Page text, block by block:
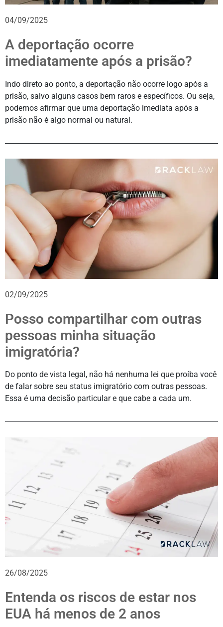
04/09/2025
A deportação ocorre
imediatamente após a prisão?
Indo direto ao ponto, a deportação não ocorre logo após a
prisão, salvo alguns casos bem raros e específicos. Ou seja,
podemos afirmar que uma deportação imediata após a
prisão não é algo normal ou natural.
02/09/2025
Posso compartilhar com outras
pessoas minha situação
imigratória?
Do ponto de vista legal, não há nenhuma lei que proíba você
de falar sobre seu status imigratório com outras pessoas.
Essa é uma decisão particular e que cabe a cada um.
26/08/2025
Entenda os riscos de estar nos
EUA há menos de 2 anos